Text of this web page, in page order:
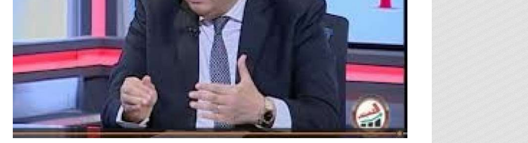
أستاذ كيمياء حيوية: غلي اللبن السايب
في المنازل لا يقضي على الأمراض...